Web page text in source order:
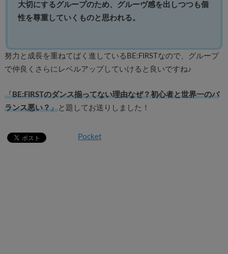
大切にするグループのため、グルーヴ感を出しつつも個
性を尊重していくものと思われる。
努力と成長を重ねてばく進しているBE:FIRSTなので、グループ
で仲良くさらにレベルアップしていけると良いですね♪
『BE:FIRSTのダンス揃ってない理由なぜ？初心者と世界一のバ
ランス悪い？』と題してお送りしました！
Pocket